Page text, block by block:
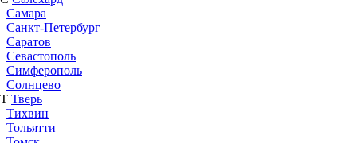
Самара
Санкт-Петербург
Саратов
Севастополь
Симферополь
Солнцево
Т Тверь
Тихвин
Тольятти